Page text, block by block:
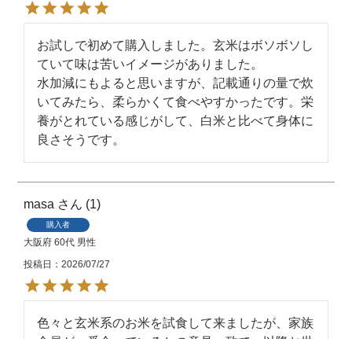
お試しで初めて購入しました。玄米はボソボソし
ていて味は苦いイメージがありました。
水加減にもよると思いますが、記載通りの量で炊
いてみたら、柔らかくて食べやすかったです。栄
養がとれている感じがして、白米と比べて身体に
良さそうです。
masa 1
購入者
大阪府 60代 男性
投稿日
2026/07/27
色々と玄米系のお米を試食して来ましたが、家族